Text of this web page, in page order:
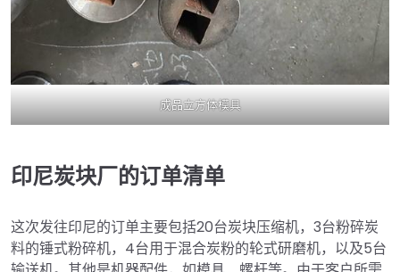
成品立方体模具
印尼炭块厂的订单清单
这次发往印尼的订单主要包括20台炭块压缩机，3台粉碎炭
料的锤式粉碎机，4台用于混合炭粉的轮式研磨机，以及5台